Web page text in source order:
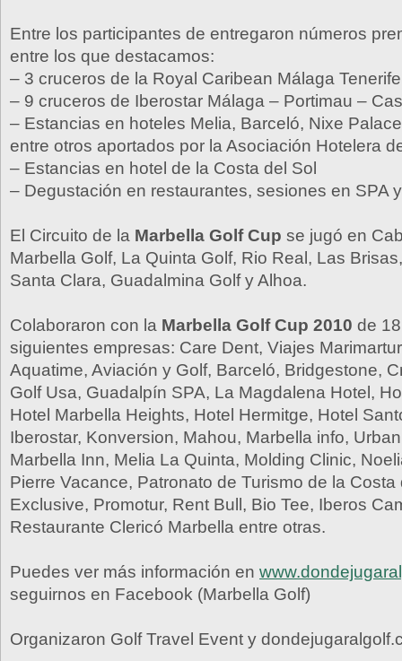
Entre los participantes de entregaron números
entre los que destacamos:
– 3 cruceros de la Royal Caribean Málaga Tenerife
– 9 cruceros de Iberostar Málaga – Portimau –
– Estancias en hoteles Melia, Barceló, Nixe
entre otros aportados por la Asociación Hotelera
– Estancias en hotel de la Costa del Sol
– Degustación en restaurantes, sesiones en SPA
El Circuito de la Marbella Golf Cup se jugó en
Marbella Golf, La Quinta Golf, Rio Real, Las
Santa Clara, Guadalmina Golf y Alhoa.
Colaboraron con la Marbella Golf Cup 2010 de
siguientes empresas: Care Dent, Viajes
Aquatime, Aviación y Golf, Barceló, Bridgestone,
Golf Usa, Guadalpín SPA, La Magdalena Hotel,
Hotel Marbella Heights, Hotel Hermitge, Hotel
Iberostar, Konversion, Mahou, Marbella info,
Marbella Inn, Melia La Quinta, Molding Clinic,
Pierre Vacance, Patronato de Turismo de la Costa
Exclusive, Promotur, Rent Bull, Bio Tee, Iberos
Restaurante Clericó Marbella entre otras.
Puedes ver más información en
seguirnos en Facebook (Marbella Golf)
Organizaron Golf Travel Event y